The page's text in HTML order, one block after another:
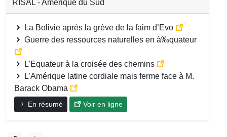
RISAL - Amérique du Sud
La Bolivie après la grève de la faim d’Evo
Guerre des ressources naturelles en à‰quateur
L’Equateur à la croisée des chemins
L’Amérique latine cordiale mais ferme face à M.
Barack Obama
En résumé Voir en ligne